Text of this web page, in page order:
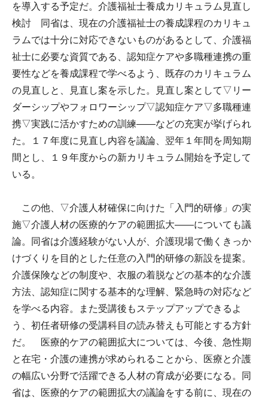
を導入する予定だ。介護福祉士養成カリキュラム見直し
検討 同省は、現在の介護福祉士の養成課程のカリキュ
ラムでは十分に対応できないものがあるとして、介護福
祉士に必要な資質である、認知症ケアや多職種連携の重
要性などを養成課程で学べるよう、既存のカリキュラム
の見直しと、見直し案を示した。見直し案として▽リー
ダーシップやフォロワーシップ▽認知症ケア▽多職種連
携▽実践に活かすための訓練――などの充実が挙げられ
た。１７年度に見直し内容を議論、翌年１年間を周知期
間とし、１９年度からの新カリキュラム開始を予定して
いる。
この他、▽介護人材確保に向けた「入門的研修」の実
施▽介護人材の医療的ケアの範囲拡大――についても議
論。同省は介護経験がない人が、介護現場で働くきっか
けづくりを目的とした任意の入門的研修の新設を提案。
介護保険などの制度や、衣服の着脱などの基本的な介護
方法、認知症に関する基本的な理解、緊急時の対応など
を学べる内容。また受講後もステップアップできるよ
う、初任者研修の受講科目の読み替えも可能とする方針
だ。 医療的ケアの範囲拡大については、今後、急性期
と在宅・介護の連携が求められることから、医療と介護
の幅広い分野で活躍できる人材の育成が必要になる。同
省は、医療的ケアの範囲拡大の議論をする前に、現在の